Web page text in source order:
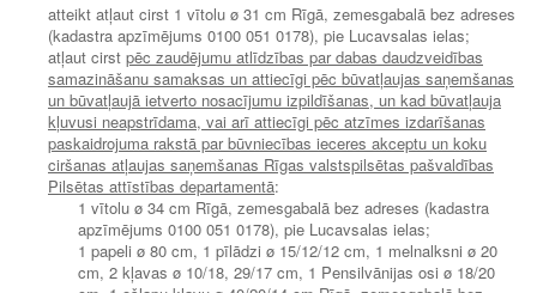
atteikt atļaut cirst 1 vītolu ø 31 cm Rīgā, zemesgabalā bez adreses
(kadastra apzīmējums 0100 051 0178), pie Lucavsalas ielas;
atļaut cirst pēc zaudējumu atlīdzības par dabas daudzveidības
samazināšanu samaksas un attiecīgi pēc būvatļaujas saņemšanas
un būvatļaujā ietverto nosacījumu izpildīšanas, un kad būvatļauja
kļuvusi neapstrīdama, vai arī attiecīgi pēc atzīmes izdarīšanas
paskaidrojuma rakstā par būvniecības ieceres akceptu un koku
ciršanas atļaujas saņemšanas Rīgas valstspilsētas pašvaldības
Pilsētas attīstības departamentā:
1 vītolu ø 34 cm Rīgā, zemesgabalā bez adreses (kadastra
apzīmējums 0100 051 0178), pie Lucavsalas ielas;
1 papeli ø 80 cm, 1 pīlādzi ø 15/12/12 cm, 1 melnalksni ø 20
cm, 2 kļavas ø 10/18, 29/17 cm, 1 Pensilvānijas osi ø 18/20